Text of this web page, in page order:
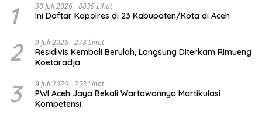
1 30 Juli 2026 8839 Lihat
Ini Daftar Kapolres di 23 Kabupaten/Kota di Aceh
2 9 Juli 2026 278 Lihat
Residivis Kembali Berulah, Langsung Diterkam Rimueng
Koetaradja
3 9 Juli 2026 253 Lihat
PWI Aceh Jaya Bekali Wartawannya Martikulasi
Kompetensi